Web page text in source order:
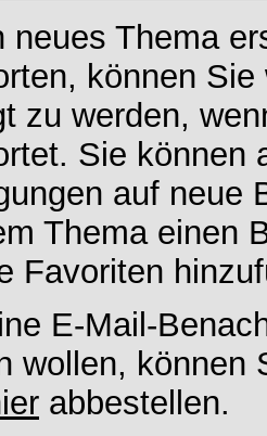
neues Thema
können
zu werden,
Sie können
auf neue
Thema einen
Favoriten
E-Mail-
wollen,
abbestellen.